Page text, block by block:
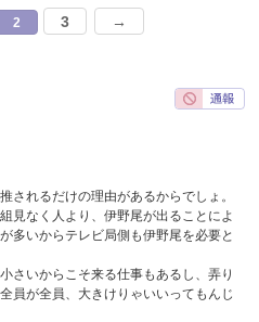
2 3 →
されるだけの理由があるからでしょ。
見なく人より、伊野尾が出ることによ
多いからテレビ局側も伊野尾を必要と
さいからこそ来る仕事もあるし、弄り
員が全員、大きけりゃいいってもんじ